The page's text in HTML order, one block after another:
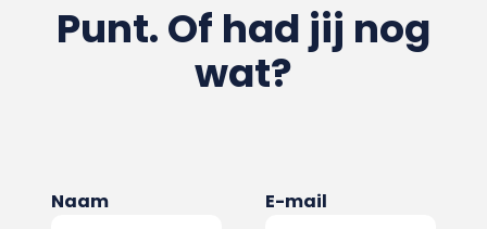
Punt. Of had jij nog
wat?
Naam E-mail